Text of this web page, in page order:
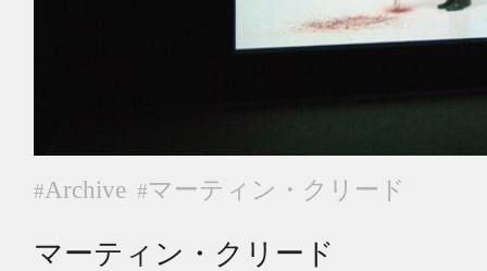
#Archive #マーティン・クリード
マーティン・クリード